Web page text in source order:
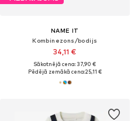
NAME IT
Kombinezons/bodijs
34,11 €
Sākotnējā cena: 37,90 €
Pēdējā zemākā cena:25,11 €